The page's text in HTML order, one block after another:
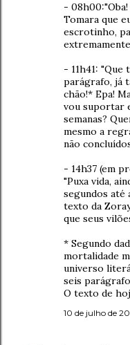
-
Tomara que
escrotinho,
- 11h41:
parágrafo, já
chão!* Epa!
vou suportar
semanas?
mesmo a
não
- 14h37 (em
"Puxa vida,
segundos até
texto da
que seus
* Segundo
mortalidade
universo
seis
O texto de
10 de julho de